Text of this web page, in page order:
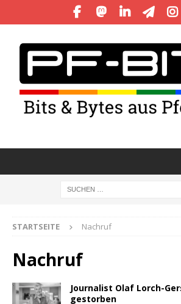
STARTSEITE Nachruf
Nachruf
Journalist Olaf Lorch-
gestorben